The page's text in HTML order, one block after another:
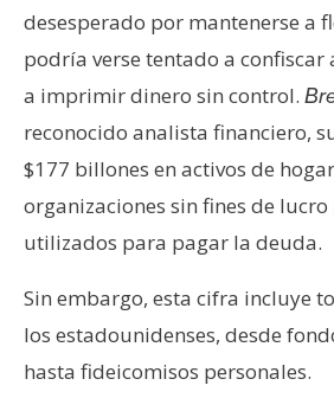
R
e
c
u
r
s
o
C
o
desesperado por mantenerse a
podría verse tentado a confiscar
a imprimir dinero sin control.
reconocido analista financiero,
$177 billones en activos de
organizaciones sin fines de
utilizados para pagar la deuda.
Sin embargo, esta cifra incluye
los estadounidenses, desde
hasta fideicomisos personales.